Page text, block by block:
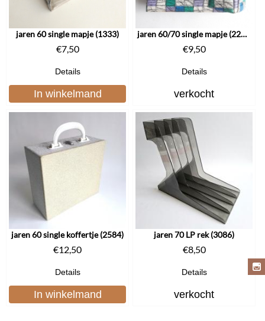
jaren 60 single mapje (1333)
€7,50
Details
In winkelmand
jaren 60/70 single mapje (2224)
€9,50
Details
verkocht
jaren 60 single koffertje (2584)
€12,50
Details
In winkelmand
jaren 70 LP rek (3086)
€8,50
Details
verkocht